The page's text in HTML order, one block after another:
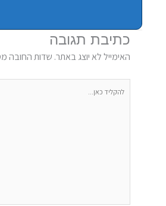
כתיבת תגובה
האימייל לא יוצג באתר. שדות החובה
להקליד